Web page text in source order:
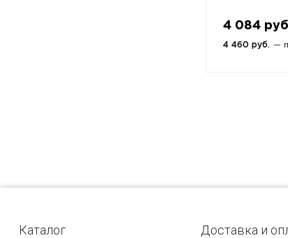
4 084
4 460 руб. —
Каталог Доставка и